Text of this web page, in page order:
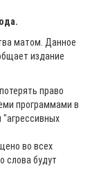
матом. Данное
издание
право
программами в
"агрессивных
во всех
слова будут